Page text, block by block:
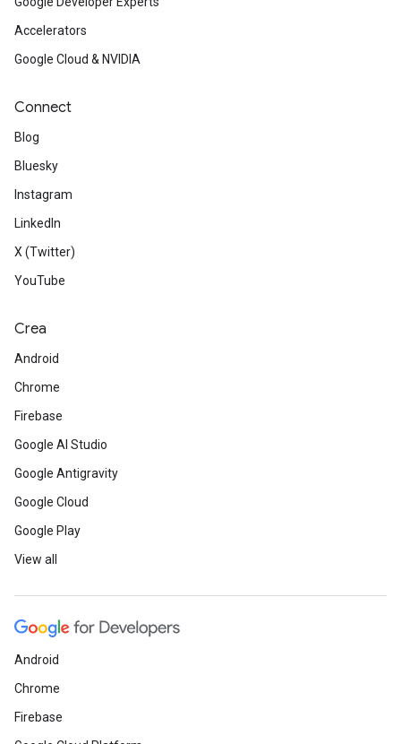
Accelerators
Google Cloud & NVIDIA
Connect
Blog
Bluesky
Instagram
LinkedIn
X (Twitter)
YouTube
Crea
Android
Chrome
Firebase
Google AI Studio
Google Antigravity
Google Cloud
Google Play
View all
Android
Chrome
Firebase